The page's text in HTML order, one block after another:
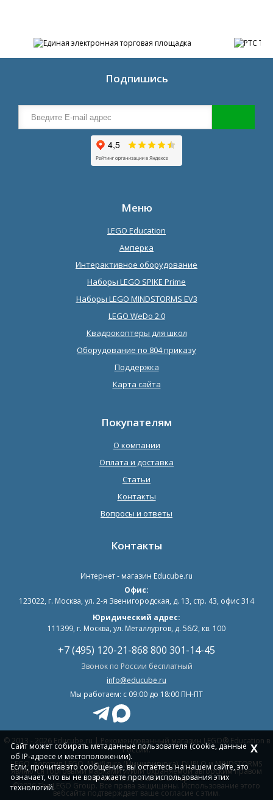
Подпишись
Меню
LEGO Education
Амперка
Интерактивное оборудование
Наборы LEGO SPIKE Prime
Наборы LEGO MINDSTORMS EV3
LEGO WeDo 2.0
Квадрокоптеры для школ
Оборудование по 804 приказу
Поддержка
Карта сайта
Покупателям
О компании
Оплата и доставка
Статьи
Контакты
Вопросы и ответы
Контакты
Интернет - магазин Educube.ru
Офис:
123022, г. Москва, ул. 2-я Звенигородская, д. 13, стр. 43, офис 314
Юридический адрес:
111399, г. Москва, ул. Металлургов, д. 56/2, кв. 100
+7 (495) 120-21-868 800 301-14-45
Звонок по России бесплатный
info@educube.ru
Мы работаем: c 09:00 до 18:00 ПН-ПТ
© 2013 - 2026 Educube.ru | Рекомендованный магазин LEGO® Education в
России.
LEGO, логотип LEGO, Minifigure (Минифигурка), DUPLO и MINDSTORMS
являются торговыми марками и/или охраняемой авторским правом
собственностью LEGO Group.
©2026 The LEGO Group. Все права защищены. Использование этого
вебсайта подтверждает ваше согласие с этим.
X
Сайт может собирать метаданные пользователя (cookie, данные
об IP-адресе и местоположении).
Если, прочитав это сообщение, вы остаетесь на нашем сайте, это
означает, что вы не возражаете против использования этих
технологий.